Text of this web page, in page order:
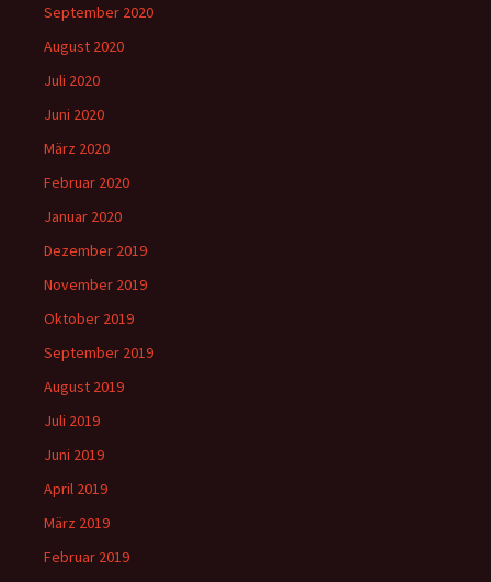
September 2020
August 2020
Juli 2020
Juni 2020
März 2020
Februar 2020
Januar 2020
Dezember 2019
November 2019
Oktober 2019
September 2019
August 2019
Juli 2019
Juni 2019
April 2019
März 2019
Februar 2019